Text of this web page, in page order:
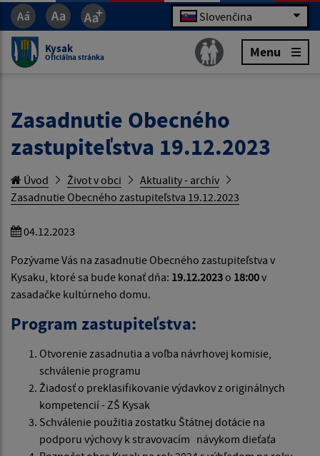
Slovenčina
Kysak
Oficiálna stránka Menu
Zasadnutie Obecného
zastupiteľstva 19.12.2023
Úvod Život v obci
Aktuality - archív
Zasadnutie Obecného zastupiteľstva 19.12.2023
04.12.2023
Pozývame Vás na zasadnutie Obecného zastupiteľstva v
Kysaku, ktoré sa bude konať dňa: 19.12.2023o 18:00v
zasadačke kultúrneho domu.
Program zastupiteľstva:
Otvorenie zasadnutia a voľba návrhovej komisie,
schválenie programu
Žiadosť o preklasifikovanie výdavkov z originálnych
kompetencií - ZŠ Kysak
Schválenie použitia zostatku Štátnej dotácie na
podporu výchovy k stravovacím návykom dieťaťa